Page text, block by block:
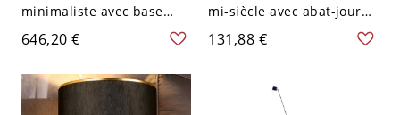
minimaliste avec base
conique illuminée pour
une lueur ambiante
chaleureuse - 110 V-120 V
91,44 cm
646,20 €
mi-siècle avec abat-jour
en lin texturé et lumière
ambiante douce - 110 V-
131,88 €